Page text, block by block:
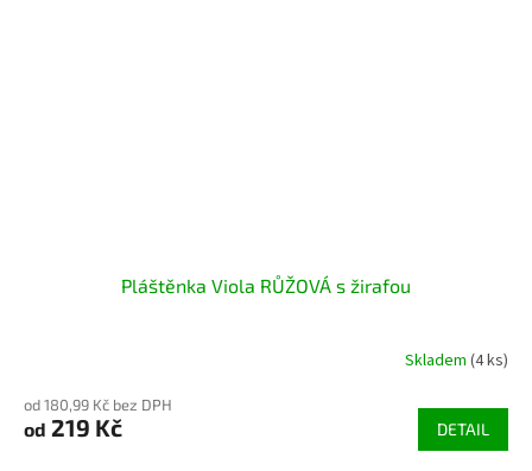
Pláštěnka Viola RŮŽOVÁ s žirafou
Skladem (4 ks)
od 180,99 Kč bez DPH
od 219 Kč DETAIL